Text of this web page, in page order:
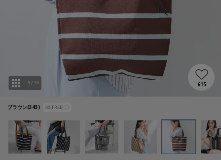
ブラウン(343) 00(FREE) ○
5 / 34 615